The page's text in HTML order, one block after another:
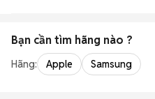
Bạn cần tìm hãng nào ?
Hãng: Apple Samsung